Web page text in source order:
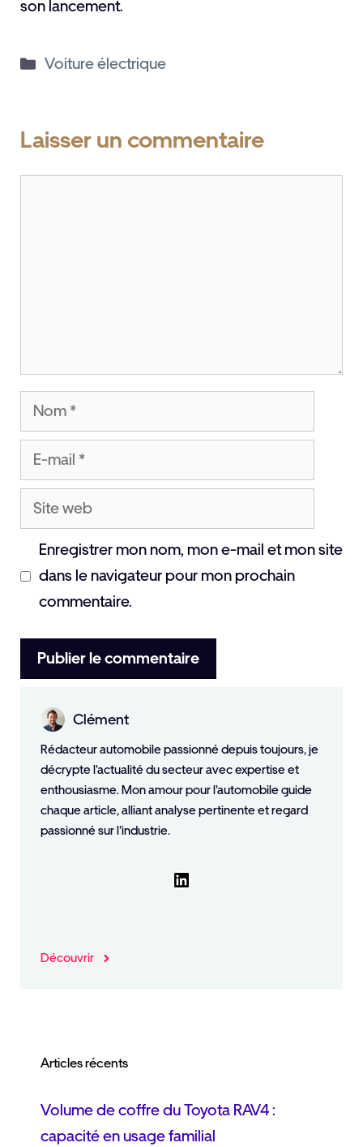
son lancement.
Catégories
Voiture électrique
Laisser un commentaire
Nom
mail
Site
web
Enregistrer mon nom, mon e-mail et mon site
dans le navigateur pour mon prochain
commentaire.
Clément
Rédacteur automobile passionné depuis toujours, je
décrypte l'actualité du secteur avec expertise et
enthousiasme. Mon amour pour l'automobile guide
chaque article, alliant analyse pertinente et regard
passionné sur l'industrie.
LinkedIn
Découvrir
Articles récents
Volume de coffre du Toyota RAV4 :
capacité en usage familial